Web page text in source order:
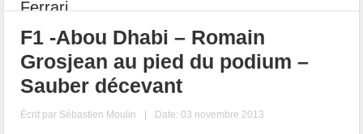
F1 -Abou Dhabi – Romain
Grosjean au pied du podium –
Sauber décevant
Écrit par Sébastien Moulin | Date: 03 novembre 2013